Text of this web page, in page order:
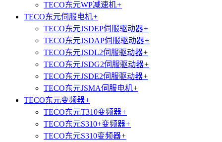
TECO东元WP减速机+
TECO东元伺服电机+
TECO东元JSDEP伺服驱动器+
TECO东元JSDAP伺服驱动器+
TECO东元JSDL2伺服驱动器+
TECO东元JSDG2伺服驱动器+
TECO东元JSDE2伺服驱动器+
TECO东元JSMA伺服电机+
TECO东元变频器+
TECO东元T310变频器+
TECO东元S310+变频器+
TECO东元S310变频器+